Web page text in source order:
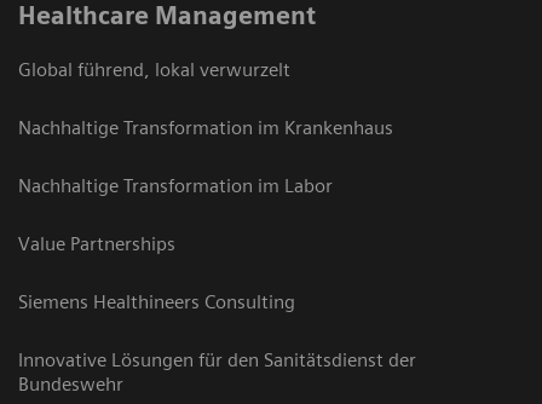
Healthcare Management
Global führend, lokal verwurzelt
Nachhaltige Transformation im Krankenhaus
Nachhaltige Transformation im Labor
Value Partnerships
Siemens Healthineers Consulting
Innovative Lösungen für den Sanitätsdienst der
Bundeswehr